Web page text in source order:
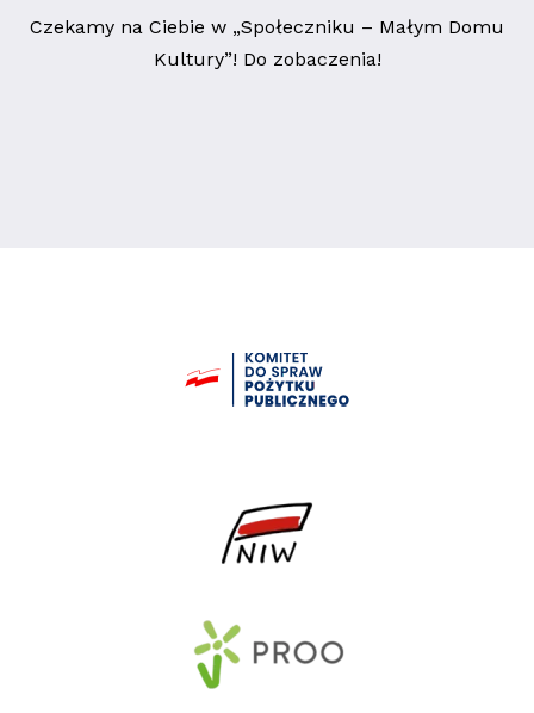
Czekamy na Ciebie w „Społeczniku – Małym Domu
Kultury”! Do zobaczenia!